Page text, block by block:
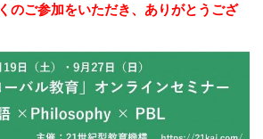
のご参加をいただき、ありがとうござ